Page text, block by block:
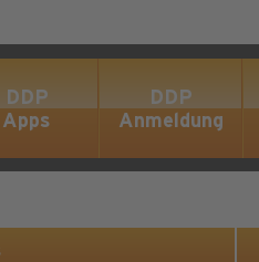
DDP
Apps
DDP
Anmeldung